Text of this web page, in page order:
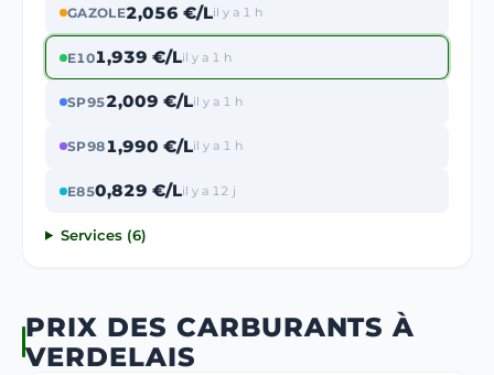
GAZOLE2,056 €/Lil y a 1 h
E101,939 €/Lil y a 1 h
SP952,009 €/Lil y a 1 h
SP981,990 €/Lil y a 1 h
E850,829 €/Lil y a 12 j
Services (6)
PRIX DES CARBURANTS À
VERDELAIS